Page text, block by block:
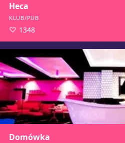
Heca
KLUB/PUB
1348
Domówka